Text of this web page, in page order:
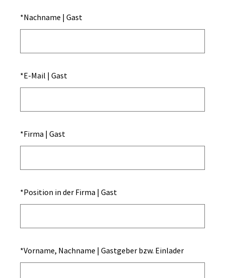
*Nachname | Gast
*E-Mail | Gast
*Firma | Gast
*Position in der Firma | Gast
*Vorname, Nachname | Gastgeber bzw. Einlader